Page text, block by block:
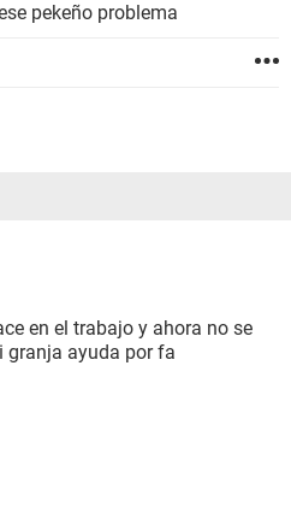
pekeño problema
en el trabajo y ahora no se
granja ayuda por fa